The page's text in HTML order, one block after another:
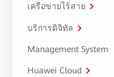
เครือข่ายไร้สาย
บริการดิจิทัล
Management System
Huawei Cloud